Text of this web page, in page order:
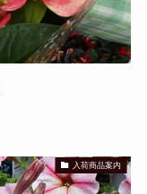
入荷商品案内